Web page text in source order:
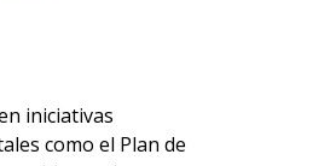
iniciativas
como el Plan de